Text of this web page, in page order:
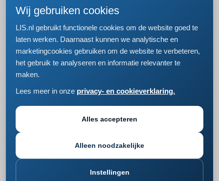
Volg ons op:
Bezoek- en postadres
Einsteinweg 61
2333 CC Leiden
+31 (0)71 5681168
Privacy- en cookieverklaring
Responsible disclosure
Wij gebruiken cookies
LIS.nl gebruikt functionele cookies om de website goed te
laten werken. Daarnaast kunnen we analytische en
marketingcookies gebruiken om de website te verbeteren,
het gebruik te analyseren en informatie relevanter te
maken.
Lees meer in onze privacy- en cookieverklaring.
Alles accepteren
Alleen noodzakelijke
Instellingen